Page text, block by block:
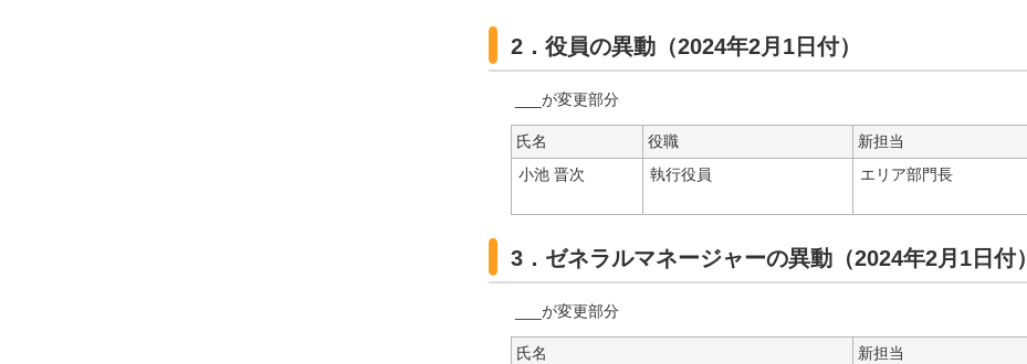
2．役員の異動（2024年2月1日付）
___が変更部分
氏名 役職 新担当
小池 晋次
執行役員 エリア部門長
3．ゼネラルマネージャーの異動（2024年2月1日付）
___が変更部分
氏名 新担当